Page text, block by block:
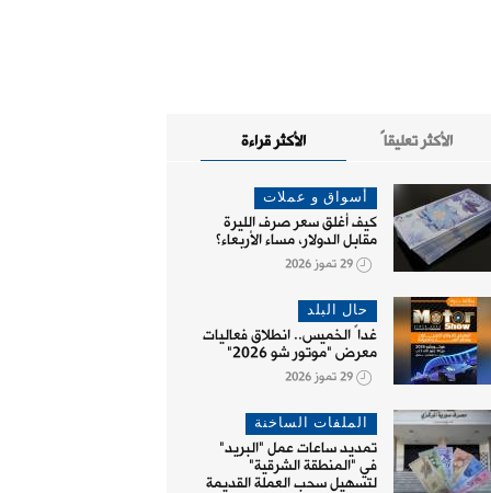
الأكثر قراءة الأكثر تعليقاً
أسواق و عملات
كيف أغلق سعر صرف الليرة
مقابل الدولار، مساء الأربعاء؟
29 تموز 2026
حال البلد
غداً الخميس.. انطلاق فعاليات
معرض "موتور شو 2026"
29 تموز 2026
الملفات الساخنة
تمديد ساعات عمل "البريد"
في "المنطقة الشرقية"
لتسهيل سحب العملة القديمة